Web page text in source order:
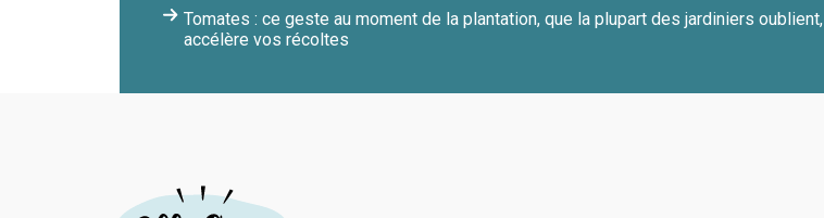
Tomates : ce geste au moment de la plantation, que la plupart des jardiniers oublient,
accélère vos récoltes